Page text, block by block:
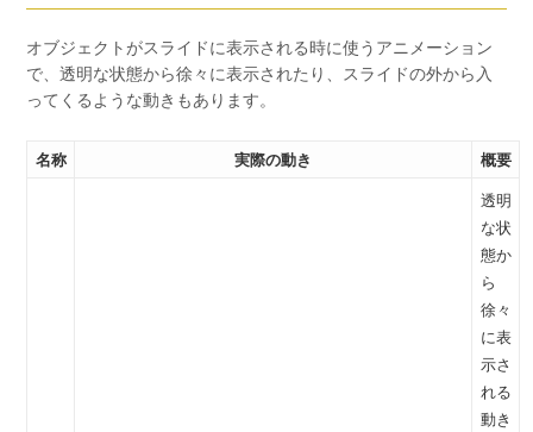
オブジェクトがスライドに表示される時に使うアニメーション
で、透明な状態から徐々に表示されたり、スライドの外から入
ってくるような動きもあります。
名称 実際の動き 概要
透明
な状
態か
ら
徐々
に表
示さ
れる
動き